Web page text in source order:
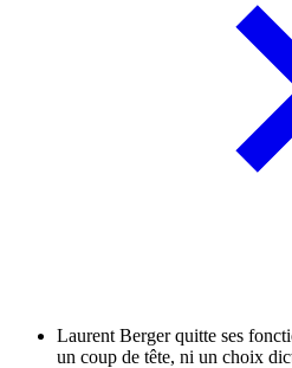
Laurent Berger quitte ses
un coup de tête, ni un choix